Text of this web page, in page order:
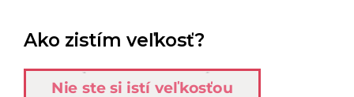
Ako zistím veľkosť?